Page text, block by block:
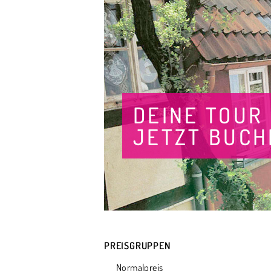
DEINE TOUR
JETZT
PREISGRUPPEN
Normalpreis